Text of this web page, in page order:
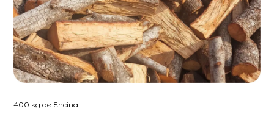
400 kg de Encina...